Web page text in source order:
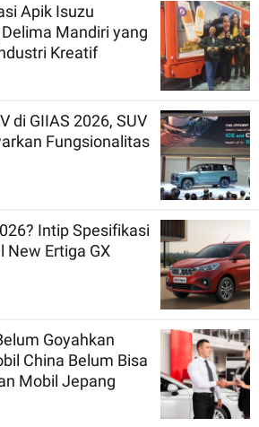
Apik Isuzu
Mandiri yang
Kreatif
di GIIAS 2026, SUV
Fungsionalitas
Intip Spesifikasi
New Ertiga GX
Goyahkan
China Belum Bisa
Mobil Jepang